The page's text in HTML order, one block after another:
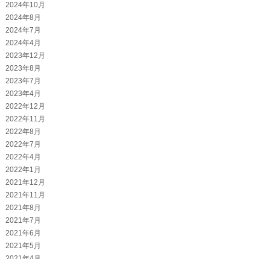
2024年10月
2024年8月
2024年7月
2024年4月
2023年12月
2023年8月
2023年7月
2023年4月
2022年12月
2022年11月
2022年8月
2022年7月
2022年4月
2022年1月
2021年12月
2021年11月
2021年8月
2021年7月
2021年6月
2021年5月